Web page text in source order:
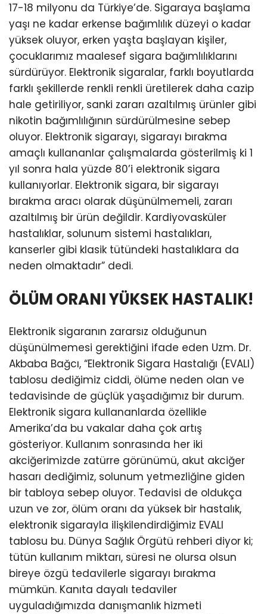
17-18 milyonu da Türkiye’de. Sigaraya başlama
yaşı ne kadar erkense bağımlılık düzeyi o kadar
yüksek oluyor, erken yaşta başlayan kişiler,
çocuklarımız maalesef sigara bağımlılıklarını
sürdürüyor. Elektronik sigaralar, farklı boyutlarda
farklı şekillerde renkli renkli üretilerek daha cazip
hale getiriliyor, sanki zararı azaltılmış ürünler gibi
nikotin bağımlılığının sürdürülmesine sebep
oluyor. Elektronik sigarayı, sigarayı bırakma
amaçlı kullananlar çalışmalarda gösterilmiş ki 1
yıl sonra hala yüzde 80’i elektronik sigara
kullanıyorlar. Elektronik sigara, bir sigarayı
bırakma aracı olarak düşünülmemeli, zararı
azaltılmış bir ürün değildir. Kardiyovasküler
hastalıklar, solunum sistemi hastalıkları,
kanserler gibi klasik tütündeki hastalıklara da
neden olmaktadır” dedi.
ÖLÜM ORANI YÜKSEK HASTALIK!
Elektronik sigaranın zararsız olduğunun
düşünülmemesi gerektiğini ifade eden Uzm. Dr.
Akbaba Bağcı, “Elektronik Sigara Hastalığı (EVALI)
tablosu dediğimiz ciddi, ölüme neden olan ve
tedavisinde de güçlük yaşadığımız bir durum.
Elektronik sigara kullananlarda özellikle
Amerika’da bu vakalar daha çok artış
gösteriyor. Kullanım sonrasında her iki
akciğerimizde zatürre görünümü, akut akciğer
hasarı dediğimiz, solunum yetmezliğine giden
bir tabloya sebep oluyor. Tedavisi de oldukça
uzun ve zor, ölüm oranı da yüksek bir hastalık,
elektronik sigarayla ilişkilendirdiğimiz EVALI
tablosu bu. Dünya Sağlık Örgütü rehberi diyor ki;
tütün kullanım miktarı, süresi ne olursa olsun
bireye özgü tedavilerle sigarayı bırakma
mümkün. Kanıta dayalı tedaviler
uyguladığımızda danışmanlık hizmeti